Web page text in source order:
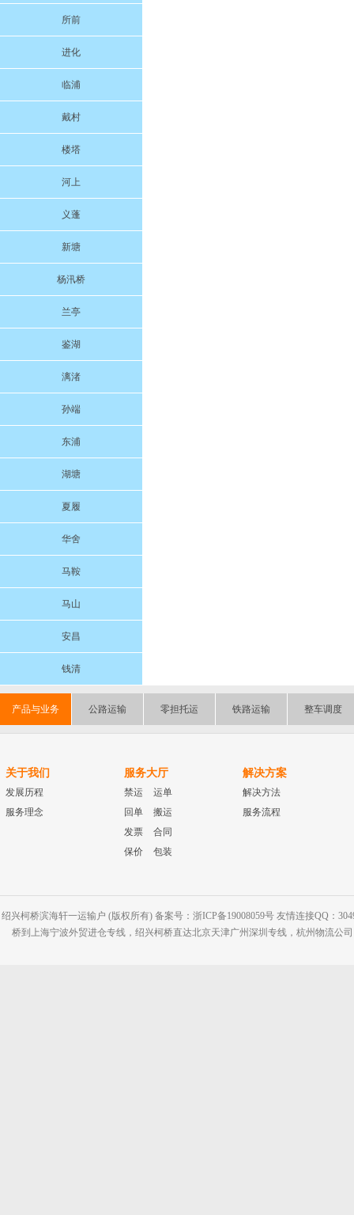
所前
进化
临浦
戴村
楼塔
河上
义蓬
新塘
杨汛桥
兰亭
鉴湖
漓渚
孙端
东浦
湖塘
夏履
华舍
马鞍
马山
安昌
钱清
产品与业务 公路运输 零担托运 铁路运输 整车调度
关于我们
发展历程
服务理念
服务大厅
禁运
运单
回单
搬运
发票
合同
保价
包装
解决方案
解决方法
服务流程
绍兴柯桥滨海轩一运输户 (版权所有) 备案号：浙ICP备19008059号 友情连接QQ：
桥到上海宁波外贸进仓专线，绍兴柯桥直达北京天津广州深圳专线，杭州物流公